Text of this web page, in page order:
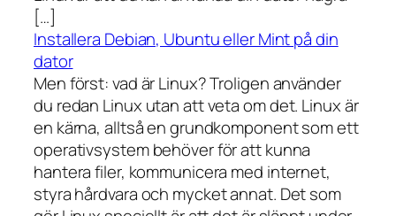
[…]
Installera Debian, Ubuntu eller Mint på din
dator
Men först: vad är Linux? Troligen använder
du redan Linux utan att veta om det. Linux är
en kärna, alltså en grundkomponent som ett
operativsystem behöver för att kunna
hantera filer, kommunicera med internet,
styra hårdvara och mycket annat. Det som